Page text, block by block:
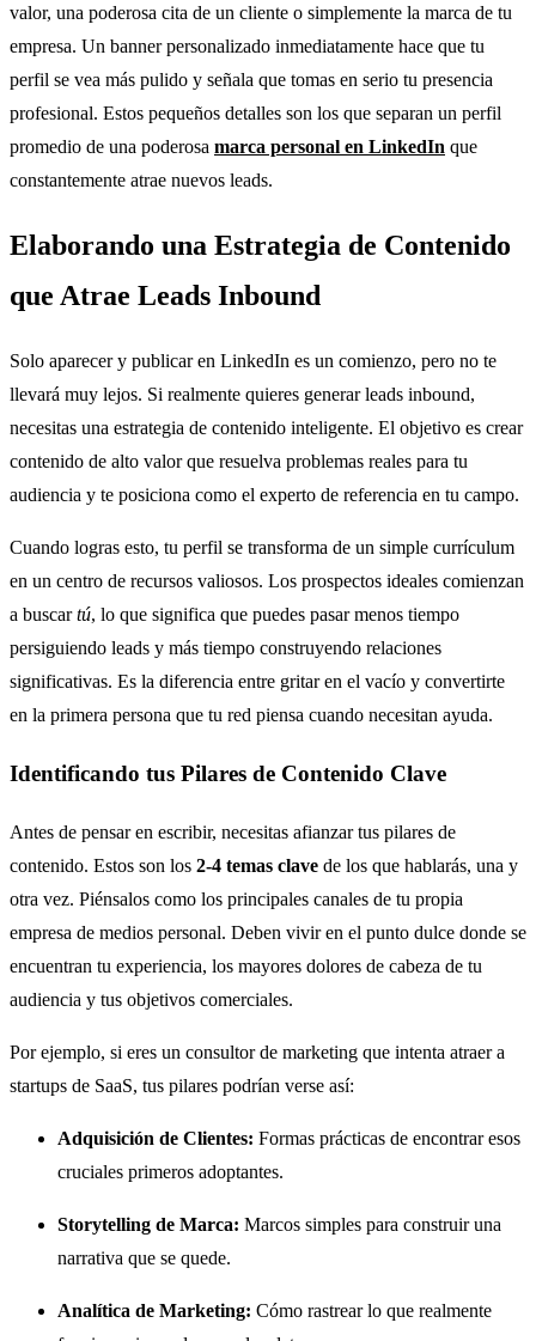
valor, una poderosa cita de un cliente o simplemente la marca de tu
empresa. Un banner personalizado inmediatamente hace que tu
perfil se vea más pulido y señala que tomas en serio tu presencia
profesional. Estos pequeños detalles son los que separan un perfil
promedio de una poderosa marca personal en LinkedIn que
constantemente atrae nuevos leads.
Elaborando una Estrategia de Contenido
que Atrae Leads Inbound
Solo aparecer y publicar en LinkedIn es un comienzo, pero no te
llevará muy lejos. Si realmente quieres generar leads inbound,
necesitas una estrategia de contenido inteligente. El objetivo es crear
contenido de alto valor que resuelva problemas reales para tu
audiencia y te posiciona como el experto de referencia en tu campo.
Cuando logras esto, tu perfil se transforma de un simple currículum
en un centro de recursos valiosos. Los prospectos ideales comienzan
a buscartú, lo que significa que puedes pasar menos tiempo
persiguiendo leads y más tiempo construyendo relaciones
significativas. Es la diferencia entre gritar en el vacío y convertirte
en la primera persona que tu red piensa cuando necesitan ayuda.
Identificando tus Pilares de Contenido Clave
Antes de pensar en escribir, necesitas afianzar tus pilares de
contenido. Estos son los 2-4 temas clave de los que hablarás, una y
otra vez. Piénsalos como los principales canales de tu propia
empresa de medios personal. Deben vivir en el punto dulce donde se
encuentran tu experiencia, los mayores dolores de cabeza de tu
audiencia y tus objetivos comerciales.
Por ejemplo, si eres un consultor de marketing que intenta atraer a
startups de SaaS, tus pilares podrían verse así:
Adquisición de Clientes: Formas prácticas de encontrar esos
cruciales primeros adoptantes.
Storytelling de Marca: Marcos simples para construir una
narrativa que se quede.
Analítica de Marketing: Cómo rastrear lo que realmente